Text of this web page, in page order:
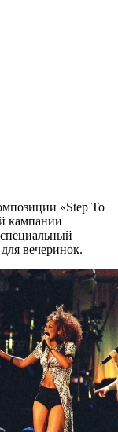
«Step To
кампании
вечеринок.